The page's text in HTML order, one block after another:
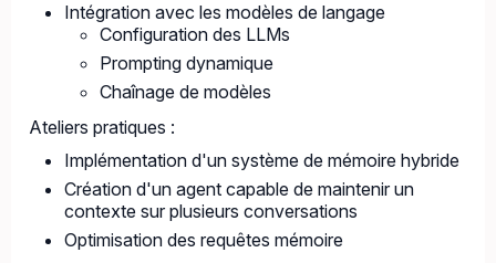
Intégration avec les modèles de langage
Configuration des LLMs
Prompting dynamique
Chaînage de modèles
Ateliers pratiques :
Implémentation d'un système de mémoire hybride
Création d'un agent capable de maintenir un
contexte sur plusieurs conversations
Optimisation des requêtes mémoire